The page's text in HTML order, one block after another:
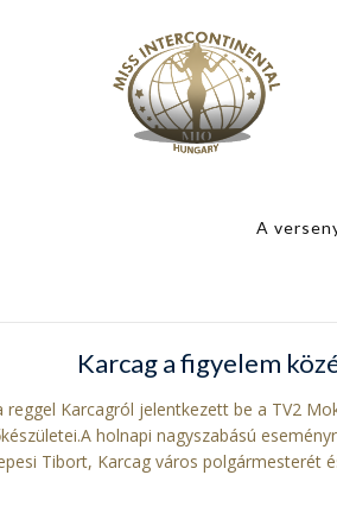
A
Karcag a figyelem
reggel Karcagról jelentkezett be a TV2
holnapi nagyszabású
Tibort, Karcag város polgármesterét